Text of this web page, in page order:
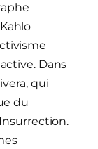
Dans
qui
du